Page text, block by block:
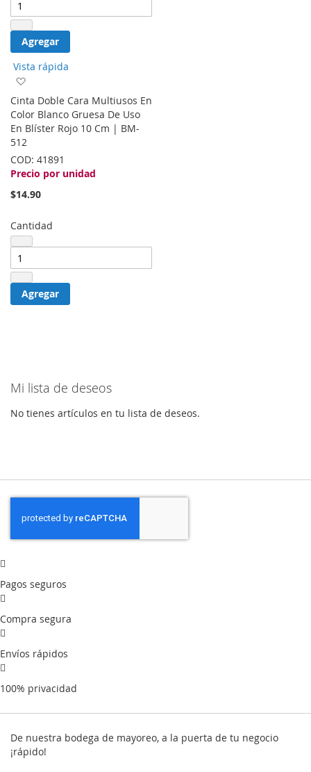
Agregar
Vista rápida
la
lista
de
Cinta Doble Cara Multiusos En
Color Blanco Gruesa De Uso
En Blíster Rojo 10 Cm | BM-
512
COD: 41891
Precio por unidad
$14.90
Cantidad
Agregar
Mi lista de deseos
No tienes artículos en tu lista de deseos.
Pagos seguros
Compra segura
Envíos rápidos
100% privacidad
De nuestra bodega de mayoreo, a la puerta de tu negocio
¡rápido!